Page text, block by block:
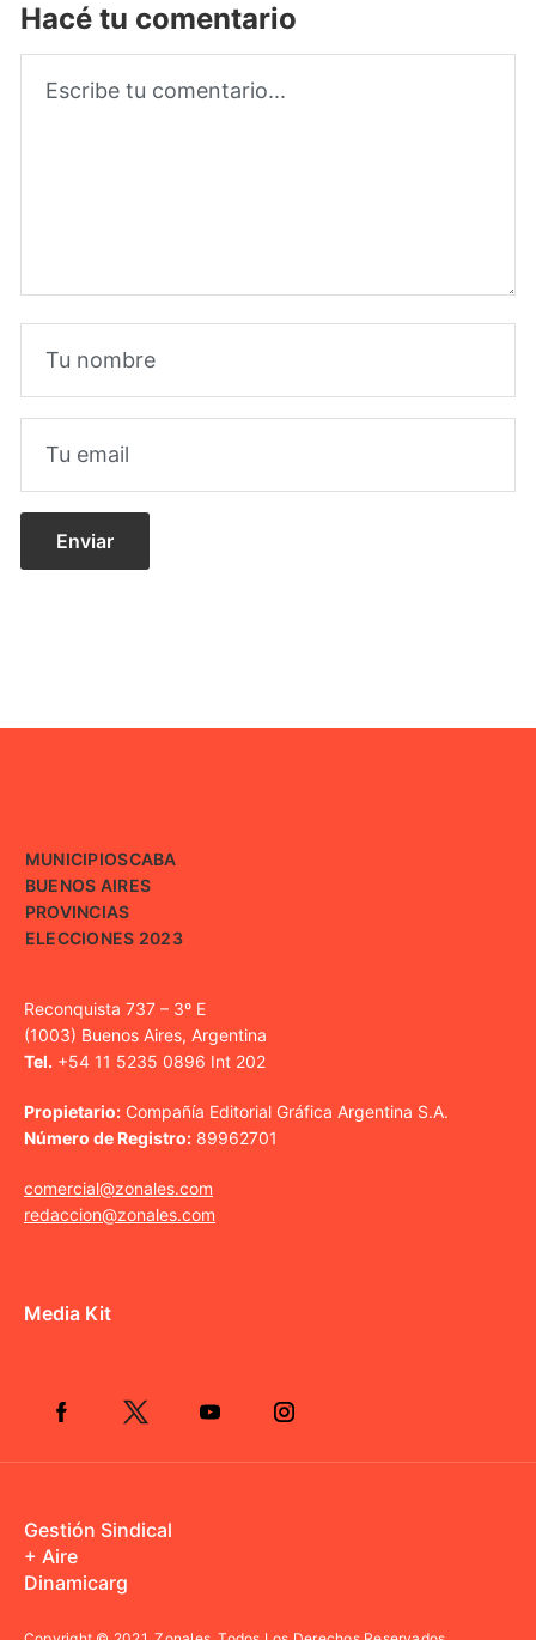
Hacé tu comentario
MUNICIPIOSCABA
BUENOS AIRES
PROVINCIAS
ELECCIONES 2023
Reconquista 737 – 3º E
(1003) Buenos Aires, Argentina
Tel. +54 11 5235 0896 Int 202
Propietario: Compañía Editorial Gráfica Argentina S.A.
Número de Registro: 89962701
comercial@zonales.com
redaccion@zonales.com
Media Kit
Gestión Sindical
+ Aire
Dinamicarg